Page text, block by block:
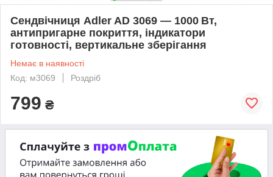
Сендвічниця Adler AD 3069 — 1000 Вт,
антипригарне покриття, індикатори
готовності, вертикальне зберігання
Немає в наявності
Код: м3069
Роздріб
799 ₴